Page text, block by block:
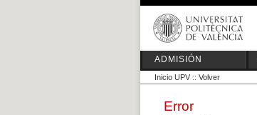
ADMISIÓN
Inicio UPV :: Volver
Error